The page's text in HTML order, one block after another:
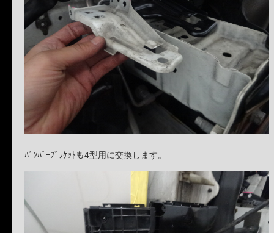
ﾊﾞﾝﾊﾟｰﾌﾞﾗｹｯﾄも4型用に交換します。